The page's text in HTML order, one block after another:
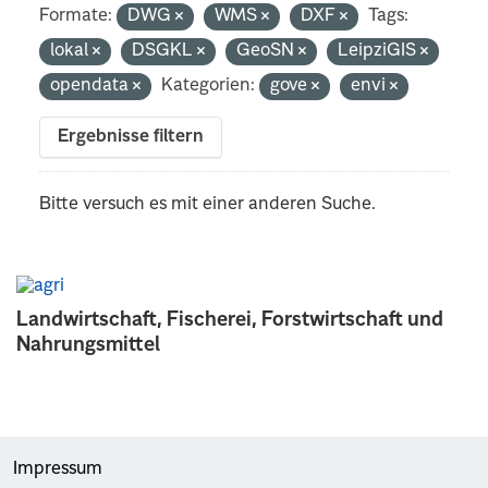
Landwirtschaft, Fischerei, Forstwirtschaft und
Nahrungsmittel
Formate: DWG WMS DXF
Tags:
lokal
DSGKL GeoSN
LeipziGIS
opendata
Kategorien: gove envi
Ergebnisse filtern
Bitte versuch es mit einer anderen Suche.
Impressum